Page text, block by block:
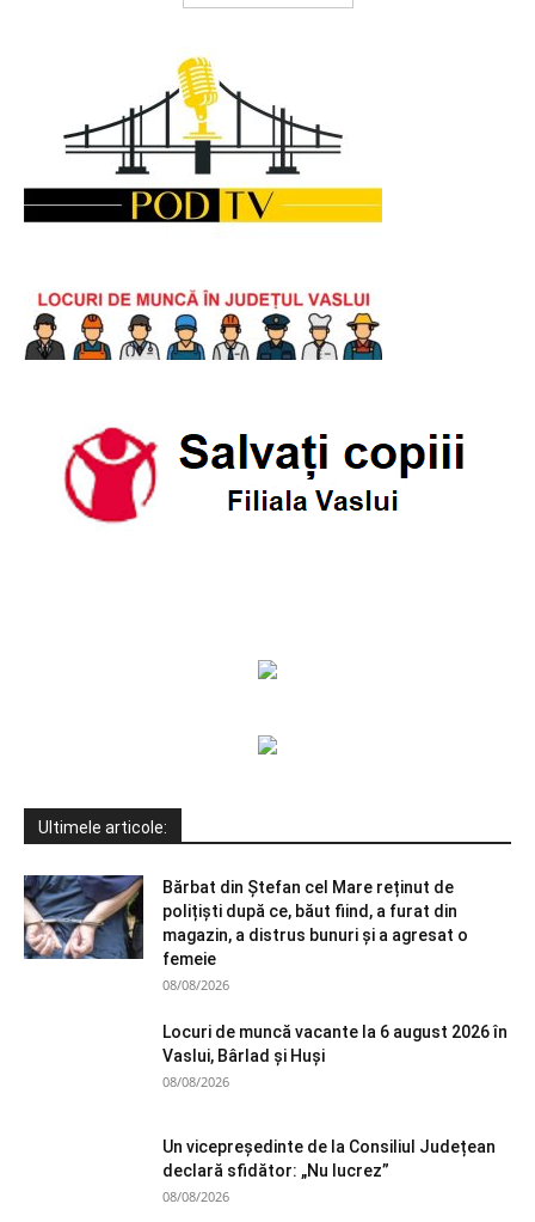
Ultimele articole:
Bărbat din Ștefan cel Mare reținut de
polițiști după ce, băut fiind, a furat din
magazin, a distrus bunuri și a agresat o
femeie
08/08/2026
Locuri de muncă vacante la 6 august 2026 în
Vaslui, Bârlad și Huși
08/08/2026
Un vicepreședinte de la Consiliul Județean
declară sfidător: „Nu lucrez”
08/08/2026